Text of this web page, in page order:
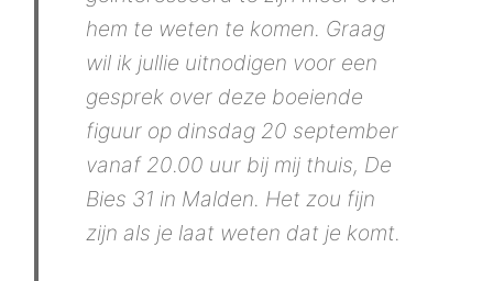
hem te weten te komen. Graag
wil ik jullie uitnodigen voor een
gesprek over deze boeiende
figuur op dinsdag 20 september
vanaf 20.00 uur bij mij thuis, De
Bies 31 in Malden. Het zou fijn
zijn als je laat weten dat je komt.